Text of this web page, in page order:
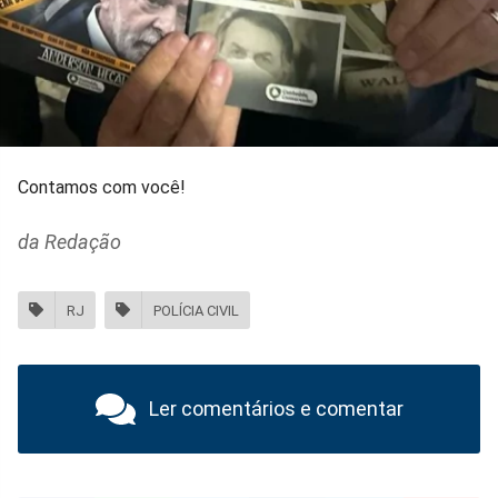
Contamos com você!
da Redação
RJ POLÍCIA CIVIL
Ler comentários e comentar